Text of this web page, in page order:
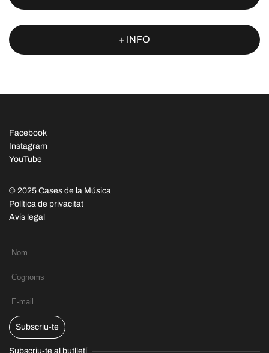
+ INFO
Facebook
Instagram
YouTube
© 2025 Cases de la Música
Política de privacitat
Avís legal
Subscriu-te
Subscriu-te al butlletí